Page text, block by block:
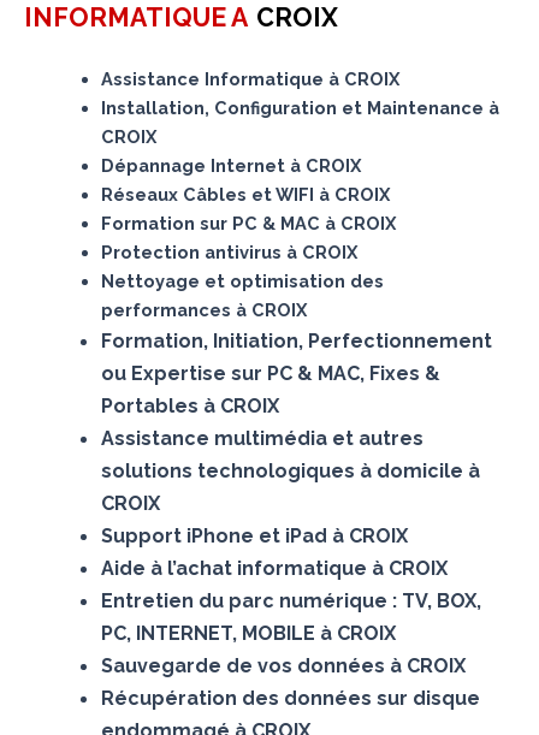
INFORMATIQUE A CROIX
Assistance Informatique à CROIX
Installation, Configuration et Maintenance à
CROIX
Dépannage Internet à CROIX
Réseaux Câbles et WIFI à CROIX
Formation sur PC & MAC à CROIX
Protection antivirus à CROIX
Nettoyage et optimisation des
performances à CROIX
Formation, Initiation, Perfectionnement
ou Expertise sur PC & MAC, Fixes &
Portables à CROIX
Assistance multimédia et autres
solutions technologiques à domicile à
CROIX
Support iPhone et iPad à CROIX
Aide à l’achat informatique à CROIX
Entretien du parc numérique : TV, BOX,
PC, INTERNET, MOBILE à CROIX
Sauvegarde de vos données à CROIX
Récupération des données sur disque
endommagé à CROIX